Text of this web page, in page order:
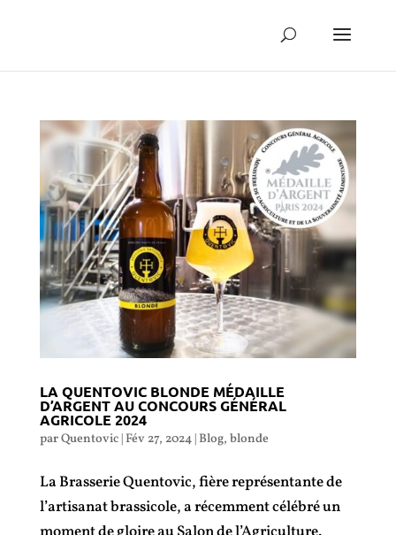
LA QUENTOVIC BLONDE MÉDAILLE
D’ARGENT AU CONCOURS GÉNÉRAL
AGRICOLE 2024
parQuentovic|Fév 27, 2024|Blog, blonde
La Brasserie Quentovic, fière représentante de
l’artisanat brassicole, a récemment célébré un